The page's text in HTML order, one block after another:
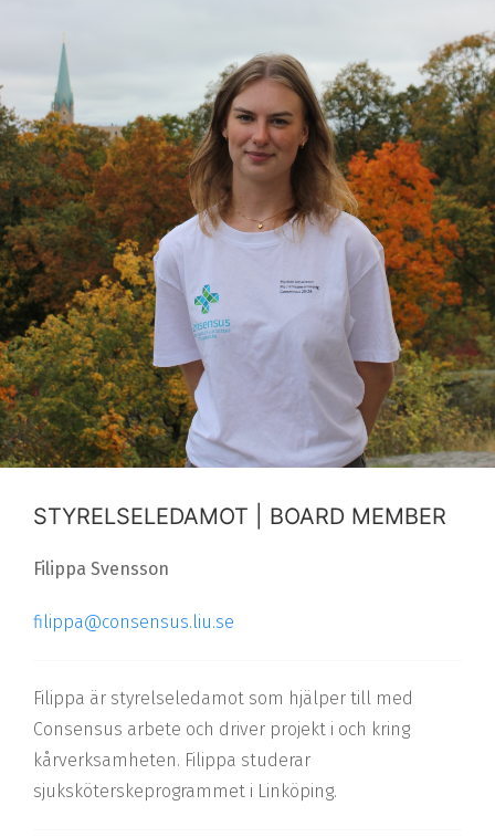
STYRELSELEDAMOT | BOARD MEMBER
Filippa Svensson
filippa@consensus.liu.se
Filippa är styrelseledamot som hjälper till med
Consensus arbete och driver projekt i och kring
kårverksamheten. Filippa studerar
sjuksköterskeprogrammet i Linköping.